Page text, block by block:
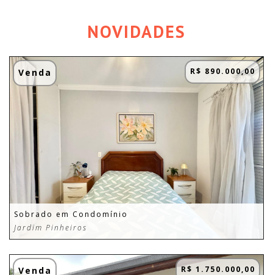
NOVIDADES
Venda R$ 890.000,00
Sobrado em Condomínio
Jardim Pinheiros
Venda R$ 1.750.000,00